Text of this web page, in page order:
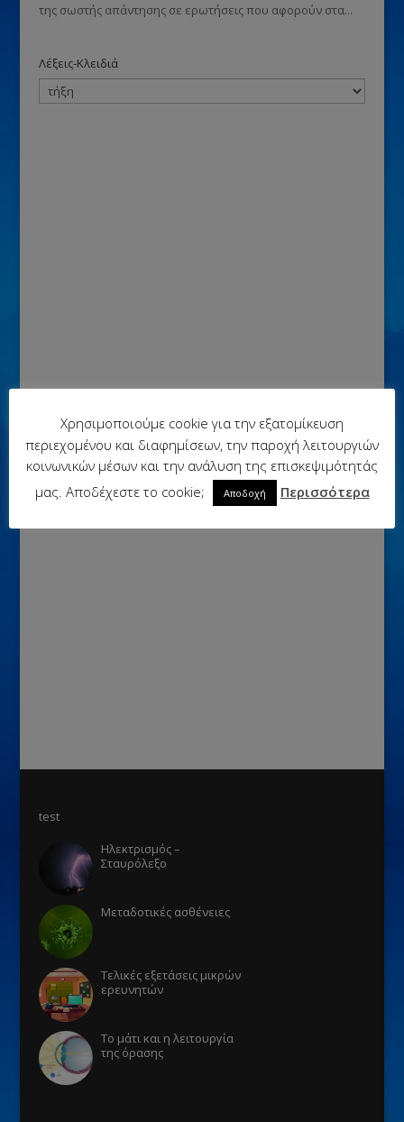
της σωστής απάντησης σε ερωτήσεις που αφορούν στα...
Λέξεις-Κλειδιά
test
Ηλεκτρισμός –
Σταυρόλεξο
Μεταδοτικές ασθένειες
Τελικές εξετάσεις μικρών
ερευνητών
Το μάτι και η λειτουργία
της όρασης
Χρησιμοποιούμε cookie για την εξατομίκευση
περιεχομένου και διαφημίσεων, την παροχή λειτουργιών
κοινωνικών μέσων και την ανάλυση της επισκεψιμότητάς
μας. Αποδέχεστε το cookie;
Αποδοχή Περισσότερα